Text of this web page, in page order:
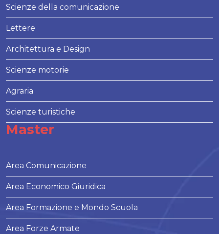
Scienze della comunicazione
Lettere
Architettura e Design
Scienze motorie
Agraria
Scienze turistiche
Master
Area Comunicazione
Area Economico Giuridica
Area Formazione e Mondo Scuola
Area Forze Armate